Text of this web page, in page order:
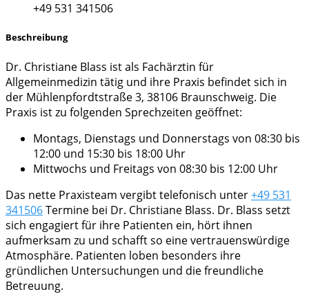
+49 531 341506
Beschreibung
Dr. Christiane Blass ist als Fachärztin für
Allgemeinmedizin tätig und ihre Praxis befindet sich in
der Mühlenpfordtstraße 3, 38106 Braunschweig. Die
Praxis ist zu folgenden Sprechzeiten geöffnet:
Montags, Dienstags und Donnerstags von 08:30 bis
12:00 und 15:30 bis 18:00 Uhr
Mittwochs und Freitags von 08:30 bis 12:00 Uhr
Das nette Praxisteam vergibt telefonisch unter+49 531
341506Termine bei Dr. Christiane Blass. Dr. Blass setzt
sich engagiert für ihre Patienten ein, hört ihnen
aufmerksam zu und schafft so eine vertrauenswürdige
Atmosphäre. Patienten loben besonders ihre
gründlichen Untersuchungen und die freundliche
Betreuung.